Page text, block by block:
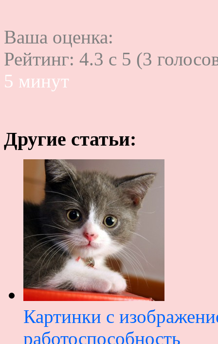
Ваша оценка:
Рейтинг: 4.3 c 5 (3
5 минут
Другие статьи:
Картинки с
работоспособность